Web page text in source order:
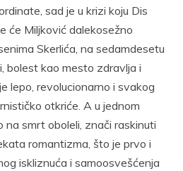
sad je u krizi koju Dis
će Miljković dalekosežno
Skerlića, na sedamdesetu
bolest kao mesto zdravlja i
lepo, revolucionarno i svakog
otkriće. A u jednom
smrt oboleli, znači raskinuti
romantizma, što je prvo i
iskliznuća i samoosvešćenja